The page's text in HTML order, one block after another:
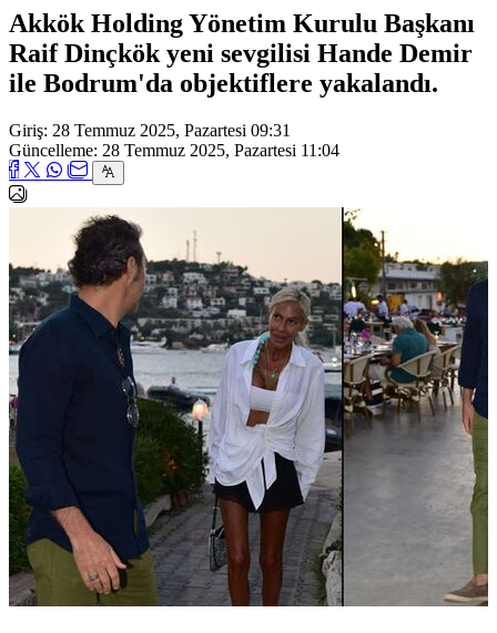
Akkök Holding Yönetim Kurulu Başkanı
Raif Dinçkök yeni sevgilisi Hande Demir
ile Bodrum'da objektiflere yakalandı.
Giriş: 28 Temmuz 2025, Pazartesi 09:31
Güncelleme: 28 Temmuz 2025, Pazartesi 11:04